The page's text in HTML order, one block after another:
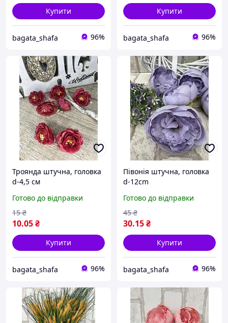
Купити
bagata_shafa 96%
Купити
bagata_shafa 96%
Троянда штучна, головка
d-4,5 см
Готово до відправки
10.05₴
15 ₴
Купити
bagata_shafa 96%
Півонія штучна, головка
d-12cm
Готово до відправки
30.15₴
45 ₴
Купити
bagata_shafa 96%